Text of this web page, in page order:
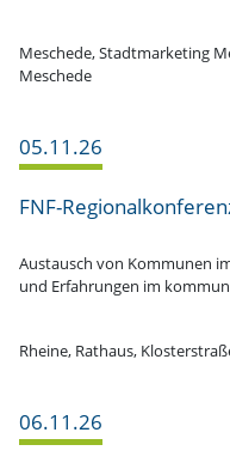
Meschede, Stadt­mar­keting
Meschede
05.11.26
FNF-
Austausch von Kommunen
und Erfah­rungen im
Rheine, Rathaus,
06.11.26